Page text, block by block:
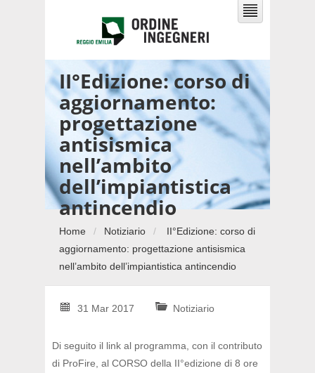
II°Edizione: corso di
aggiornamento:
progettazione
antisismica
nell’ambito
dell’impiantistica
antincendio
Home Notiziario
II°Edizione: corso di
aggiornamento: progettazione antisismica
nell’ambito dell’impiantistica antincendio
31 Mar 2017 Notiziario
Di seguito il link al programma, con il contributo
di ProFire, al CORSO della II°edizione di 8 ore